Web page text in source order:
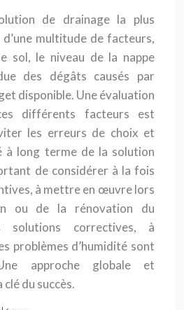
de drainage la plus
multitude de facteurs,
sol, le niveau de la nappe
des dégâts causés par
disponible. Une évaluation
différents facteurs est
les erreurs de choix et
à long terme de la solution
de considérer à la fois
à mettre en œuvre lors
ou de la rénovation du
correctives, à
problèmes d’humidité sont
approche globale et
du succès.